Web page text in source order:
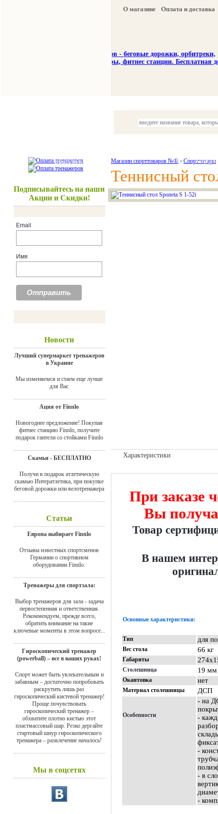
О магазине Оплата и доставка
Красота и здоровье Акции и
Подписывайтесь на наши
Акции и Скидки!
Email
Имя
Новости
Лучший супермаркет тренажеров
в Украине
Мы изменяемся и стаем еще лучше
для Вас
Ация от Finnlo
Новогоднее предложение! Покупая
фитнес станцию Finnlo, получите
подарок гантели со стойками Finnlo
Скамья - БЕСПЛАТНО
Получи в подарок атлетическую
скамью Интератлетика, при покупке
беговой дорожки или велотренажера
Статьи
Европа выбирает Finnlo
Отзывы известных спортсменов
Германии о спортивном
оборудовании Finnlo.
Тренажеры для спортзала:
Выбор тренажеров для зала - задача
первостепенная и ответственная.
Рекоммендуем, прежде всего,
обратить внимание на такие
ключевые моменты в этом вопросе...
Гироскопический тренажер
(powerball) – все в ваших руках!
Спорт может быть увлекательным и
забавным – достаточно попробовать
раскрутить лишь раз
гироскопический кистевой тренажер!
Проще почувствовать
гироскопический тренажер –
обхватите плотно кистью этот
пластмассовый шар. Резко дергайте
стартовый шнур гироскопического
тренажера – развлечение началось!
Мы в соцсетях
Магазин спорттоваров №① › Спорттовары
Теннисный
Характеристики
При заказе
Вы
Товар
В нашем
Основные характеристики:
Тип для
Вес стола 66 кг
Габариты
Столешница 19 мм
Окантовка нет
Материал столешницы ДСП
Особенности
- на
-
-
- в
-